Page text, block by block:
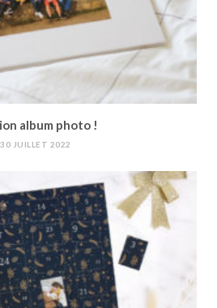
album photo !
30 JUILLET 2022